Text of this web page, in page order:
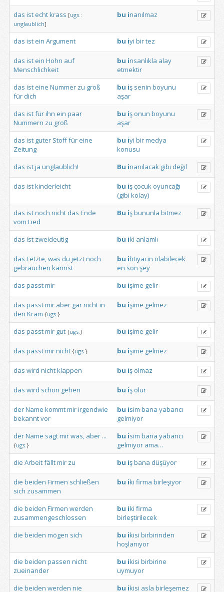
das ist echtkrass [ugs.:
unglaublich]
bu inanılmaz
das ist ein Argument bu iyi birtez
das ist ein Hohn auf
Menschlichkeit
bu insanlıkla alay
etmektir
das ist eine Nummer zu groß
für dich
bu iş senin boyunu
aşar
das istfürihn ein paar
Nummern zu groß
bu iş onun boyunu
aşar
das ist guter Stofffür eine
Zeitung
bu iyi birmedya
konusu
das istja unglaublich! Bu inanılacak gibi değil
das istkinderleicht bu iş çocuk oyuncağı
(gibi kolay)
das istnoch nicht das Ende
vom Lied
Bu işbununla bitmez
das ist zweideutig bu iki anlamlı
das Letzte,was du jetztnoch
gebrauchen kannst
bu ihtiyacın olabilecek
en son şey
das passtmir bu işime gelir
das passtmir aber garnichtin
den Kram {ugs.}
bu işime gelmez
das passtmir gut {ugs.} bu işime gelir
das passtmirnicht {ugs.} bu işime gelmez
das wird nichtklappen bu iş olmaz
das wird schon gehen bu iş olur
derName kommtmirirgendwie
bekanntvor
bu isim bana yabancı
gelmiyor
derName sagtmirwas, aber ...
{ugs.}
bu isim bana yabancı
gelmiyor ama…
die Arbeitfälltmir zu bu işbana düşüyor
die beiden Firmen schließen
sich zusammen
bu iki firma birleşiyor
die beiden Firmen werden
zusammengeschlossen
bu iki firma
birleştirilecek
die beiden mögen sich bu ikisi birbirinden
hoşlanıyor
die beiden passen nicht
zueinander
bu ikisi birbirine
uymuyor
die beiden werden nie bu ikisi asla birleşemez